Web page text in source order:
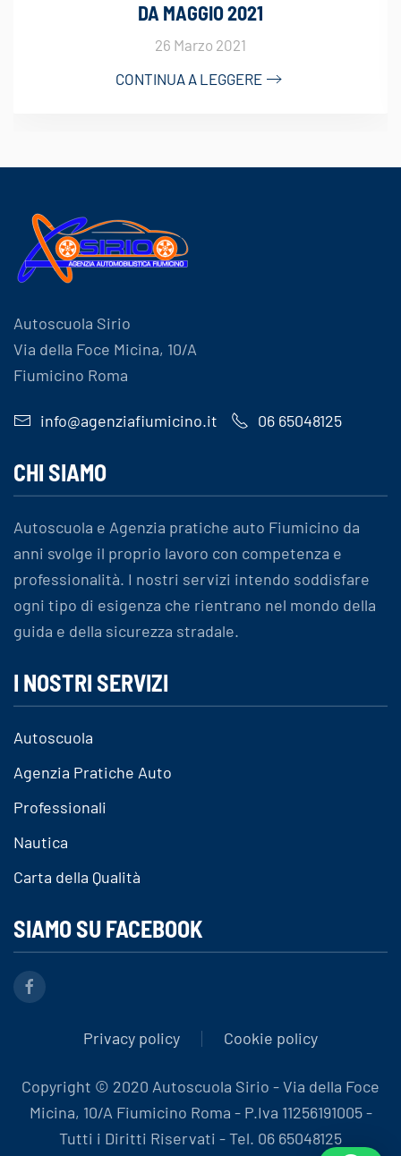
DA MAGGIO 2021
26 Marzo 2021
CONTINUA A LEGGERE
Autoscuola Sirio
Via della Foce Micina, 10/A
Fiumicino Roma
info@agenziafiumicino.it 06 65048125
CHI SIAMO
Autoscuola e Agenzia pratiche auto Fiumicino da
anni svolge il proprio lavoro con competenza e
professionalità. I nostri servizi intendo soddisfare
ogni tipo di esigenza che rientrano nel mondo della
guida e della sicurezza stradale.
I NOSTRI SERVIZI
Autoscuola
Agenzia Pratiche Auto
Professionali
Nautica
Carta della Qualità
SIAMO SU FACEBOOK
Privacy policy Cookie policy
Copyright © 2020 Autoscuola Sirio - Via della Foce
Micina, 10/A Fiumicino Roma - P.Iva 11256191005 -
Tutti i Diritti Riservati - Tel. 06 65048125